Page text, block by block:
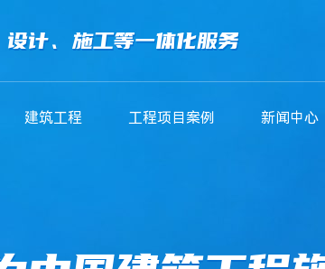
计、施工等一体化服务
建筑工程 工程项目案例 新闻中心